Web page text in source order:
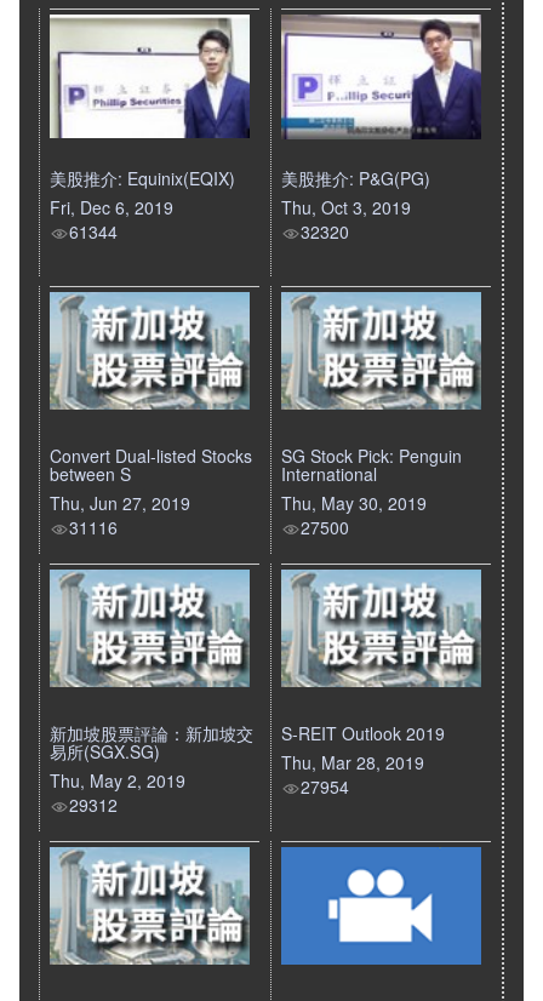
美股推介: Equinix(EQIX)
Fri, Dec 6, 2019
61344
美股推介: P&G(PG)
Thu, Oct 3, 2019
32320
Convert Dual-listed Stocks
between S
Thu, Jun 27, 2019
31116
SG Stock Pick: Penguin
International
Thu, May 30, 2019
27500
新加坡股票評論：新加坡交
易所(SGX.SG)
Thu, May 2, 2019
29312
S-REIT Outlook 2019
Thu, Mar 28, 2019
27954